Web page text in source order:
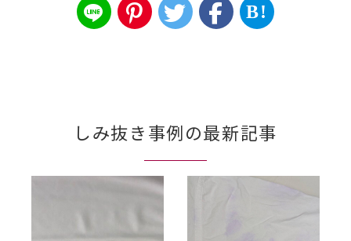
B!
しみ抜き事例の最新記事